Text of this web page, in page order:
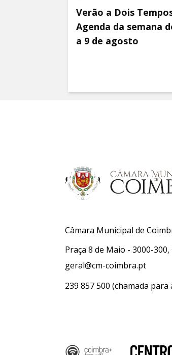
Verão a Dois
Agenda da semana
a 9 de agosto
Câmara Municipal de
Praça 8 de Maio - 3000-
geral@cm-coimbra.pt
239 857 500 (chamada para